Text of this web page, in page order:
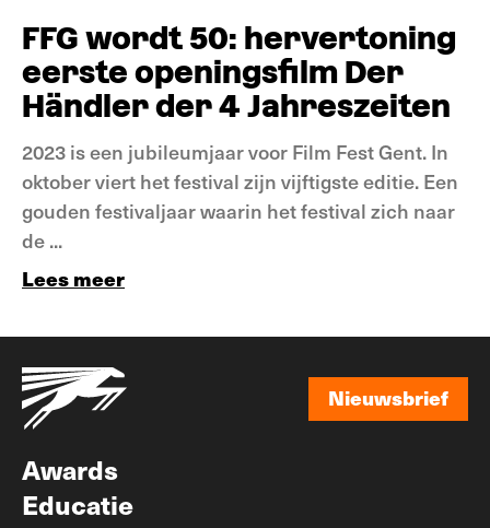
FFG wordt 50: hervertoning
eerste openingsfilm Der
Händler der 4 Jahreszeiten
2023 is een jubileumjaar voor Film Fest Gent. In
oktober viert het festival zijn vijftigste editie. Een
gouden festivaljaar waarin het festival zich naar
de ...
Lees meer
Nieuwsbrief
Awards
Educatie